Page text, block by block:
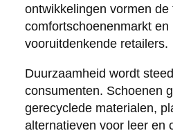
ontwikkelingen vormen
comfortschoenenmarkt
vooruitdenkende retailers.
Duurzaamheid wordt
consumenten. Schoenen
gerecyclede materialen,
alternatieven voor leer en